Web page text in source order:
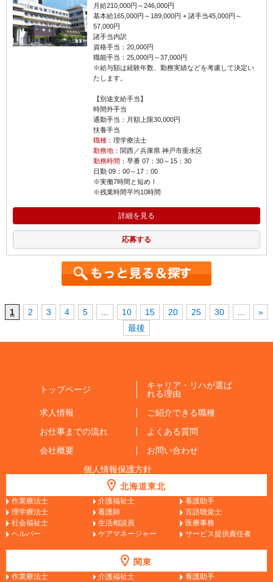
月給210,000円～246,000円
基本給165,000円～189,000円 + 諸手当45,000円～
57,000円
諸手当内訳
資格手当：20,000円
職能手当：25,000円～37,000円
※給与額は経験年数、勤務実績などを考慮して決定い
たします。
【別途支給手当】
時間外手当
通勤手当：月額上限30,000円
扶養手当
職種：理学療法士
勤務地：関西／兵庫県 神戸市垂水区
勤務時間 ：早番 07：30～15：30
日勤 09：00～17：00
※実働7時間と短め！
※残業時間平均10時間
詳細を見る
応募する
1 2 3 4 5 ... 10 15 20 25 30 ...
»
最後
トップページ
キャリア・リハが選ば
れる理由
求人情報
ご紹介できる職種
お仕事までの流れ
よくある質問
会社概要
お問い合わせ
個人情報保護方針
北海道東北
作業療法士 介護福祉士
看護助手
理学療法士
看護師
言語聴覚士
社会福祉士
生活相談員
医療事務
ヘルパー
ケアマネージャー サービス提供責任者
関東
作業療法士 介護福祉士
看護助手